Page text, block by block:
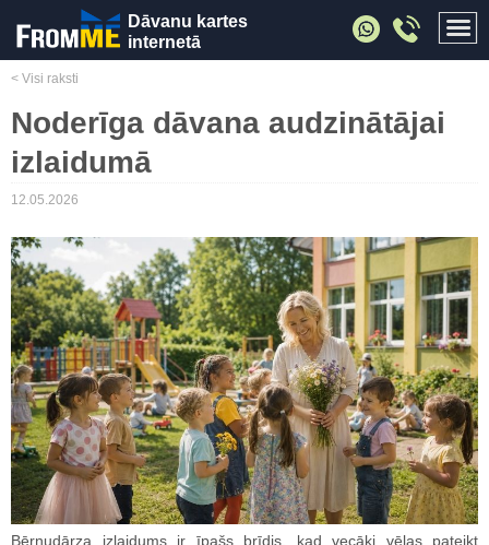
Dāvanu kartes
internetā
< Visi raksti
Noderīga dāvana audzinātājai
izlaidumā
12.05.2026
Bērnudārza izlaidums ir īpašs brīdis, kad vecāki vēlas pateikt